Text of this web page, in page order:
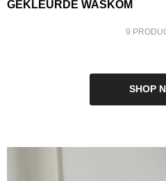
GEKLEURDE WASKOM
9
SHOP